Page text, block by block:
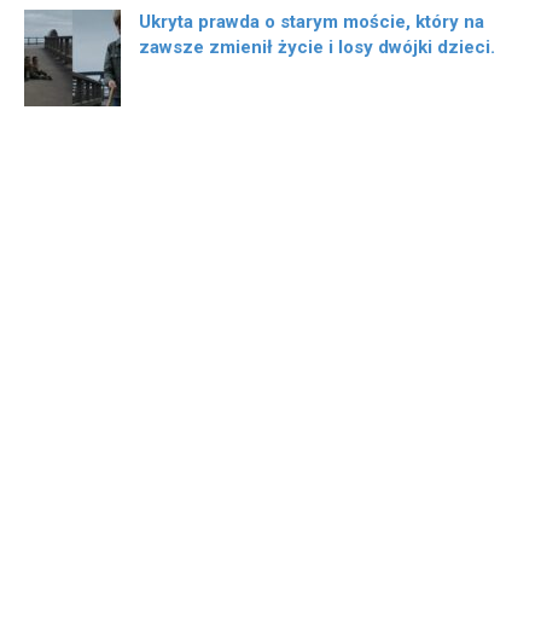
Ukryta prawda o starym moście, który na
zawsze zmienił życie i losy dwójki dzieci.